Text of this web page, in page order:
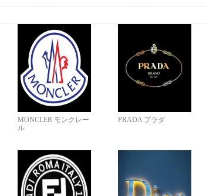
MONCLER モンクレー
ル
PRADA プラダ